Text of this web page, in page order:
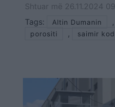
Shtuar më 26.11.2024
Tags:
Altin Dumanin ,
porositi
, saimir